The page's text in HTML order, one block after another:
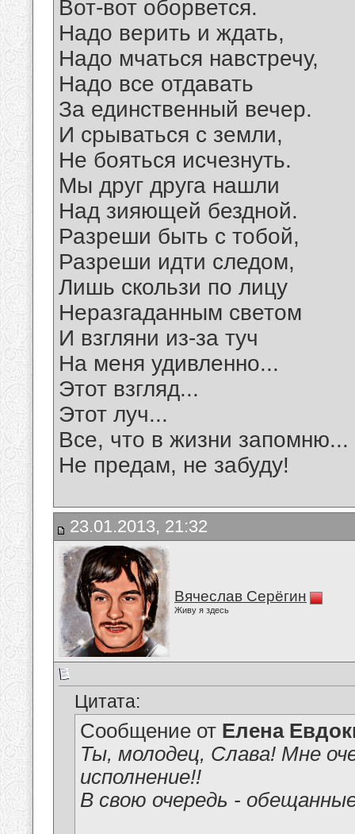
Вот-вот оборвется.
Надо верить и ждать,
Надо мчаться навстречу,
Надо все отдавать
За единственный вечер.
И срываться с земли,
Не бояться исчезнуть.
Мы друг друга нашли
Над зияющей бездной.
Разреши быть с тобой,
Разреши идти следом,
Лишь скользи по лицу
Неразгаданным светом
И взгляни из-за туч
На меня удивленно...
Этот взгляд...
Этот луч...
Все, что в жизни запомню...
Не предам, не забуду!
23.01.2013, 21:32
Вячеслав Серёгин
Живу я здесь
Цитата:
Сообщение от Елена
Ты, молодец, Слава! Мне
исполнение!!
В свою очередь -